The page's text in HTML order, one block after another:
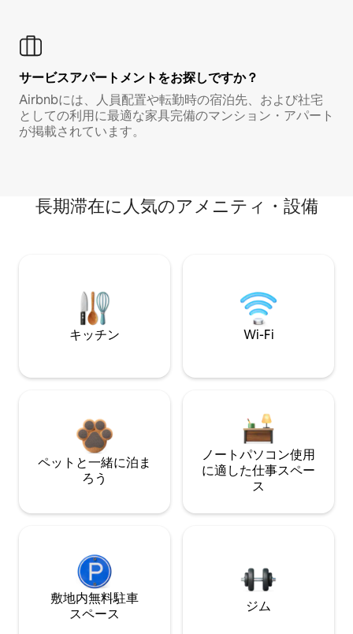
サービスアパートメントをお探しですか？
Airbnbには、人員配置や転勤時の宿泊先、および社宅
としての利用に最適な家具完備のマンション・アパート
が掲載されています。
長期滞在に人気のアメニティ・設備
キッチン Wi-Fi
ペットと一緒に泊ま
ろう
ノートパソコン使用
に適した仕事スペー
ス
敷地内無料駐⁠車
ス⁠ペ⁠ー⁠ス
ジム